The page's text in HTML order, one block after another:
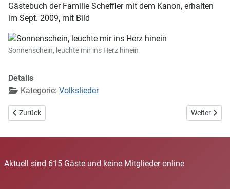
Gästebuch der Familie Scheffler mit dem Kanon, erhalten
im Sept. 2009, mit Bild
Sonnenschein, leuchte mir ins Herz hinein
Details
Kategorie: Volkslieder
Vorheriger Beitrag: O Freude über Freude
Zurück Nächster
Weiter
Aktuell sind 615 Gäste und keine Mitglieder online